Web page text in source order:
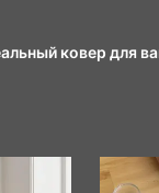
ковер для